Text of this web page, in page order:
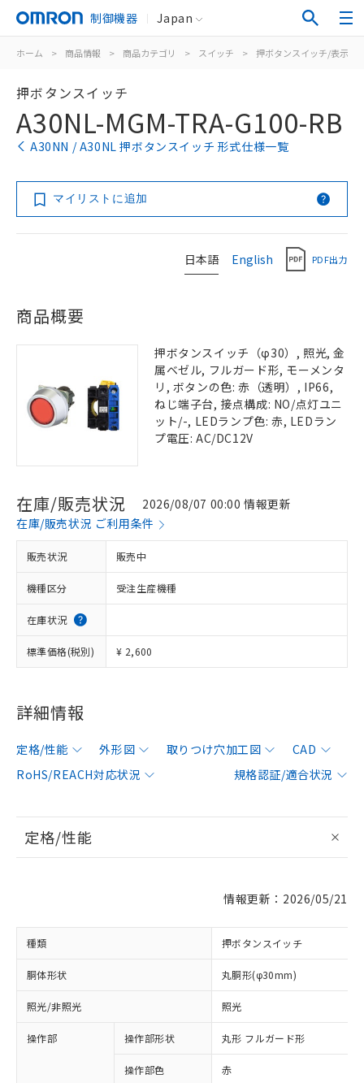
制御機器 Japan
ホーム > 商品情報 > 商品カテゴリ > スイッチ > 押ボタンスイッチ/表示灯
押ボタンスイッチ
A30NL-MGM-TRA-G100-RB
A30NN / A30NL 押ボタンスイッチ 形式仕様一覧
マイリストに追加
日本語 English PDF出力
商品概要
押ボタンスイッチ（φ30）, 照光, 金
属ベゼル, フルガード形, モーメンタ
リ, ボタンの色: 赤（透明）, IP66,
ねじ端子台, 接点構成: NO/点灯ユニ
ット/-, LEDランプ色: 赤, LEDラン
プ電圧: AC/DC12V
在庫/販売状況
2026/08/07 00:00 情報更新
在庫/販売状況 ご利用条件
販売状況 販売中
機種区分 受注生産機種
在庫状況
標準価格(税別) ¥ 2,600
詳細情報
定格/性能 外形図 取りつけ穴加工図
CAD
RoHS/REACH対応状況
規格認証/適合状況
定格/性能
情報更新：2026/05/21
種類 押ボタンスイッチ
胴体形状 丸胴形(φ30mm)
照光/非照光 照光
操作部 操作部形状 丸形 フルガード形
操作部色 赤